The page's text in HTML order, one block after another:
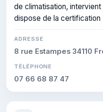
de climatisation,
dispose de la certification
ADRESSE
8 rue Estampes 34110
TÉLÉPHONE
07 66 68 87 47